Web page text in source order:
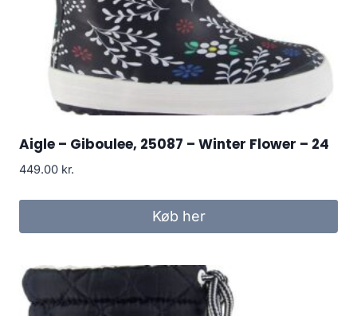
Aigle – Giboulee, 25087 – Winter Flower – 24
449.00 kr.
Køb her